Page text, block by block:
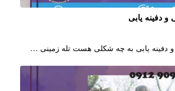
و دفینه یابی
و دفینه یابی به چه شکلی هست تله زمینی …